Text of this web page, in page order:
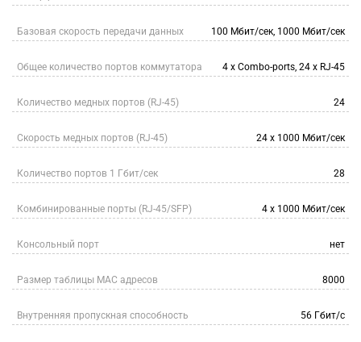
Базовая скорость передачи данных 100 Мбит/сек, 1000 Мбит/сек
Общее количество портов коммутатора 4 x Combo-ports, 24 х RJ-45
Количество медных портов (RJ-45) 24
Скорость медных портов (RJ-45) 24 х 1000 Мбит/сек
Количество портов 1 Гбит/сек 28
Комбинированные порты (RJ-45/SFP) 4 x 1000 Мбит/сек
Консольный порт нет
Размер таблицы МАС адресов 8000
Внутренняя пропускная способность 56 Гбит/с